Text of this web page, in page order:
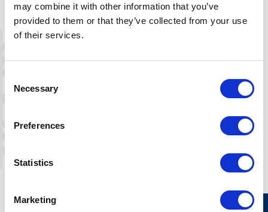
may combine it with other information that you’ve
provided to them or that they’ve collected from your use
of their services.
Selection
Necessary
Preferences
Statistics
Marketing
Se også følgende digitale informasjon
om sykkelrute 3:
Byglandsfjord